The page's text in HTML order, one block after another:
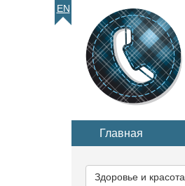
EN
Главная
категорию...
Здоровье и красота